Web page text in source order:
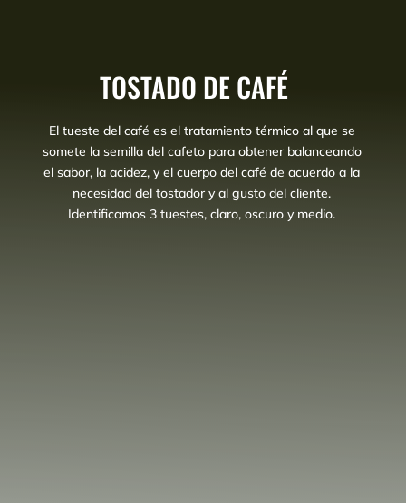
TOSTADO DE CAFÉ
El tueste del café es el tratamiento térmico al que se
somete la semilla del cafeto para obtener balanceando
el sabor, la acidez, y el cuerpo del café de acuerdo a la
necesidad del tostador y al gusto del cliente.
Identificamos 3 tuestes, claro, oscuro y medio.